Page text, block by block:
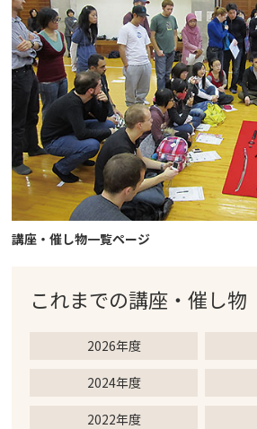
講座・催し物一覧ページ
これまでの講座・催し物
2026年度
2024年度
2022年度